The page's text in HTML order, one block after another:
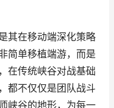
其在移动端深化策略
简单移植端游，而是
在传统峡谷对战基础
都不仅仅是团队战斗
峡谷的地形，为每一